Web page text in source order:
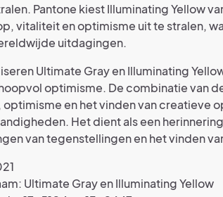
Pantone kiest Illuminating Yellow
vitaliteit en optimisme uit te stralen,
uitdagingen.
Ultimate Gray en Illuminating
optimisme. De combinatie van
en het vinden van creatieve
Het dient als een
van tegenstellingen en het vinden
Ultimate Gray en Illuminating Yellow